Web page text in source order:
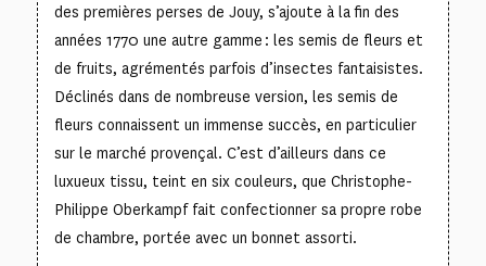
des premières perses de Jouy, s’ajoute à la fin des
années 1770 une autre gamme : les semis de fleurs et
de fruits, agrémentés parfois d’insectes fantaisistes.
Déclinés dans de nombreuse version, les semis de
fleurs connaissent un immense succès, en particulier
sur le marché provençal. C’est d’ailleurs dans ce
luxueux tissu, teint en six couleurs, que Christophe-
Philippe Oberkampf fait confectionner sa propre robe
de chambre, portée avec un bonnet assorti.